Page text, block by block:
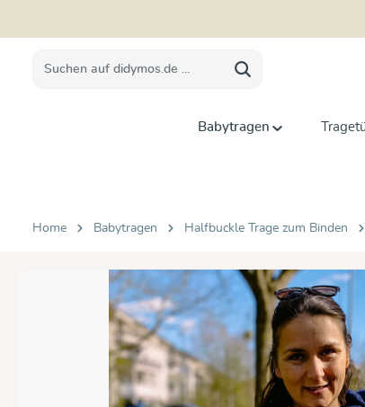
Babytragen
Home Babytragen Halfbuckle Trage zum Binden
Bildergalerie überspringen